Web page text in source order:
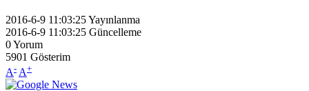
2016-6-9 11:03:25Yayınlanma
2016-6-9 11:03:25 Güncelleme
0Yorum
5901 Gösterim
A- A+